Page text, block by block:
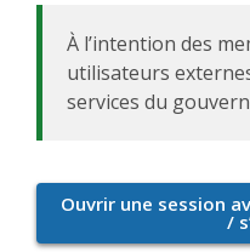
À l’intention des
utilisateurs
services du